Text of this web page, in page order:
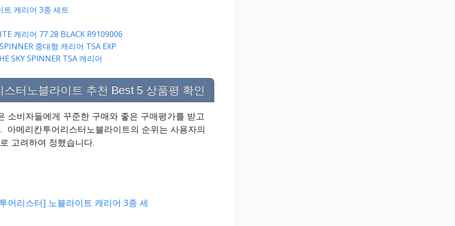
트 캐리어 3종 세트
캐리어 77 28 BLACK R9109006
중대형 캐리어 TSA EXP
SKY SPINNER TSA 캐리어
터노블라이트 추천 Best 5 상품평 확인
소비자들에게 꾸준한 구매와 좋은 구매평가를 받고
아메리칸투어리스터노블라이트의 순위는 사용자의
고려하여 정했습니다.
어리스터] 노블라이트 캐리어 3종 세